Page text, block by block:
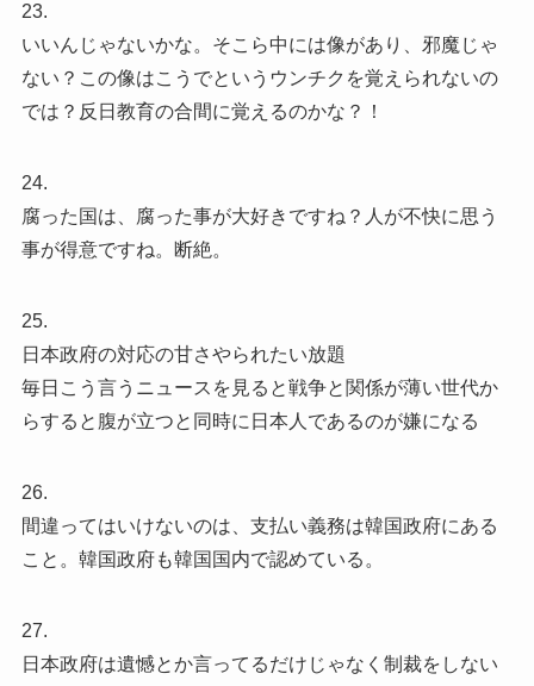
23.
いいんじゃないかな。そこら中には像があり、邪魔じゃ
ない？この像はこうでというウンチクを覚えられないの
では？反日教育の合間に覚えるのかな？！
24.
腐った国は、腐った事が大好きですね？人が不快に思う
事が得意ですね。断絶。
25.
日本政府の対応の甘さやられたい放題
毎日こう言うニュースを見ると戦争と関係が薄い世代か
らすると腹が立つと同時に日本人であるのが嫌になる
26.
間違ってはいけないのは、支払い義務は韓国政府にある
こと。韓国政府も韓国国内で認めている。
27.
日本政府は遺憾とか言ってるだけじゃなく制裁をしない